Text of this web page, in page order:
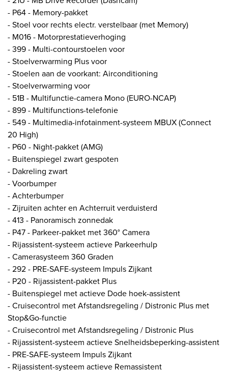
- P64 - Memory-pakket
- Stoel voor rechts electr. verstelbaar (met Memory)
- M016 - Motorprestatieverhoging
- 399 - Multi-contourstoelen voor
- Stoelverwarming Plus voor
- Stoelen aan de voorkant: Airconditioning
- Stoelverwarming voor
- 51B - Multifunctie-camera Mono (EURO-NCAP)
- 899 - Multifunctions-telefonie
- 549 - Multimedia-infotainment-systeem MBUX (Connect
20 High)
- P60 - Night-pakket (AMG)
- Buitenspiegel zwart gespoten
- Dakreling zwart
- Voorbumper
- Achterbumper
- Zijruiten achter en Achterruit verduisterd
- 413 - Panoramisch zonnedak
- P47 - Parkeer-pakket met 360° Camera
- Rijassistent-systeem actieve Parkeerhulp
- Camerasysteem 360 Graden
- 292 - PRE-SAFE-systeem Impuls Zijkant
- P20 - Rijassistent-pakket Plus
- Buitenspiegel met actieve Dode hoek-assistent
- Cruisecontrol met Afstandsregeling / Distronic Plus met
Stop&Go-functie
- Cruisecontrol met Afstandsregeling / Distronic Plus
- Rijassistent-systeem actieve Snelheidsbeperking-assistent
- PRE-SAFE-systeem Impuls Zijkant
- Rijassistent-systeem actieve Remassistent